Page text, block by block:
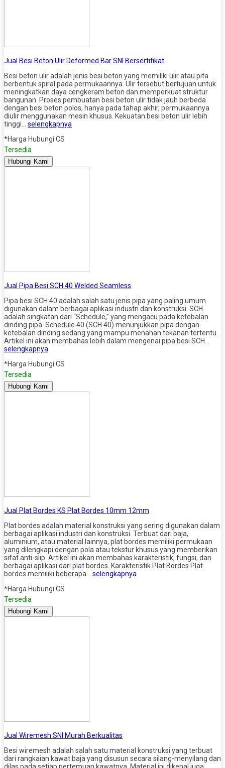
Jual Besi Beton Ulir Deformed Bar SNI Bersertifikat
Besi beton ulir adalah jenis besi beton yang memiliki ulir atau pita
berbentuk spiral pada permukaannya. Ulir tersebut bertujuan untuk
meningkatkan daya cengkeram beton dan memperkuat struktur
bangunan. Proses pembuatan besi beton ulir tidak jauh berbeda
dengan besi beton polos, hanya pada tahap akhir, permukaannya
diulir menggunakan mesin khusus. Kekuatan besi beton ulir lebih
tinggi… selengkapnya
*Harga Hubungi CS
Tersedia
Hubungi Kami
Jual Pipa Besi SCH 40 Welded Seamless
Pipa besi SCH 40 adalah salah satu jenis pipa yang paling umum
digunakan dalam berbagai aplikasi industri dan konstruksi. SCH
adalah singkatan dari “Schedule,” yang mengacu pada ketebalan
dinding pipa. Schedule 40 (SCH 40) menunjukkan pipa dengan
ketebalan dinding sedang yang mampu menahan tekanan tertentu.
Artikel ini akan membahas lebih dalam mengenai pipa besi SCH…
selengkapnya
*Harga Hubungi CS
Tersedia
Hubungi Kami
Jual Plat Bordes KS Plat Bordes 10mm 12mm
Plat bordes adalah material konstruksi yang sering digunakan dalam
berbagai aplikasi industri dan konstruksi. Terbuat dari baja,
aluminium, atau material lainnya, plat bordes memiliki permukaan
yang dilengkapi dengan pola atau tekstur khusus yang memberikan
sifat anti-slip. Artikel ini akan membahas karakteristik, fungsi, dan
berbagai aplikasi dari plat bordes. Karakteristik Plat Bordes Plat
bordes memiliki beberapa… selengkapnya
*Harga Hubungi CS
Tersedia
Hubungi Kami
Jual Wiremesh SNI Murah Berkualitas
Besi wiremesh adalah salah satu material konstruksi yang terbuat
dari rangkaian kawat baja yang disusun secara silang-menyilang dan